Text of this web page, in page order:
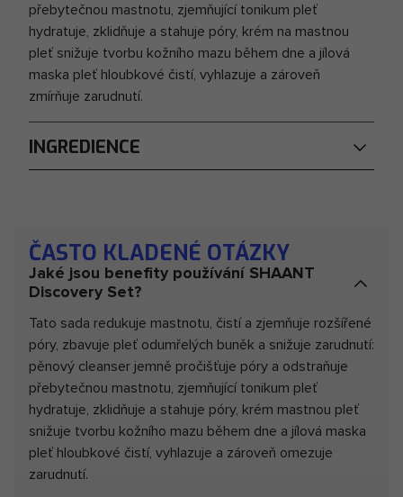
přebytečnou mastnotu, zjemňující tonikum pleť
hydratuje, zklidňuje a stahuje póry, krém na mastnou
pleť snižuje tvorbu kožního mazu během dne a jílová
maska pleť hloubkové čistí, vyhlazuje a zároveň
zmírňuje zarudnutí.
INGREDIENCE
Glucoside, Coco-Betaine, Glycolipids, Fucus Spiralis
(Spiral Wrack) Extract, Tetraselmis Chui Extract,
Centella Asiatica Leaf Extract, Ocimum Sanctum
Leaf Extract, Cocos Nucifera (Coconut) Fruit Extract,
Sodium Chloride, Sodium Benzoate, Potassium Sorbate,
Citric Acid, Xanthan Gum, Heptanol.
SHAANT Smoothing Oil Control
Ingredients: Aqua (Water), Lactobacillus Ferment,
Propanediol, Sodium Stearoyl Lactylate, Prunus
Amygdalus Dulcis (Sweet Almond) Oil, Dicaprylyl Ether,
ČASTO KLADENÉ OTÁZKY
Jaké jsou benefity používání SHAANT
Discovery Set?
Tato sada redukuje mastnotu, čistí a zjemňuje rozšířené
póry, zbavuje pleť odumřelých buněk a snižuje zarudnutí:
pěnový cleanser jemně pročišťuje póry a odstraňuje
přebytečnou mastnotu, zjemňující tonikum pleť
hydratuje, zklidňuje a stahuje póry, krém mastnou pleť
snižuje tvorbu kožního mazu během dne a jílová maska
pleť hloubkové čistí, vyhlazuje a zároveň omezuje
zarudnutí.